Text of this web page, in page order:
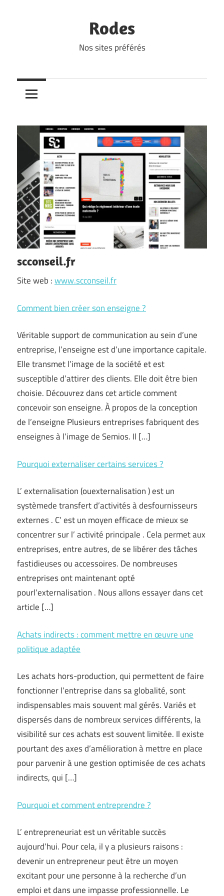
Rodes
Nos sites préférés
scconseil.fr
Site web :www.scconseil.fr
Comment bien créer son enseigne ?
Véritable support de communication au sein d’une
entreprise, l’enseigne est d’une importance capitale.
Elle transmet l’image de la société et est
susceptible d’attirer des clients. Elle doit être bien
choisie. Découvrez dans cet article comment
concevoir son enseigne. À propos de la conception
de l’enseigne Plusieurs entreprises fabriquent des
enseignes à l’image de Semios. Il […]
Pourquoi externaliser certains services ?
L’ externalisation (ouexternalisation ) est un
systèmede transfert d’activités à desfournisseurs
externes . C’ est un moyen efficace de mieux se
concentrer sur l’ activité principale . Cela permet aux
entreprises, entre autres, de se libérer des tâches
fastidieuses ou accessoires. De nombreuses
entreprises ont maintenant opté
pourl’externalisation . Nous allons essayer dans cet
article […]
Achats indirects : comment mettre en œuvre une
politique adaptée
Les achats hors-production, qui permettent de faire
fonctionner l’entreprise dans sa globalité, sont
indispensables mais souvent mal gérés. Variés et
dispersés dans de nombreux services différents, la
visibilité sur ces achats est souvent limitée. Il existe
pourtant des axes d’amélioration à mettre en place
pour parvenir à une gestion optimisée de ces achats
indirects, qui […]
Pourquoi et comment entreprendre ?
L’ entrepreneuriat est un véritable succès
aujourd’hui. Pour cela, il y a plusieurs raisons :
devenir un entrepreneur peut être un moyen
excitant pour une personne à la recherche d’un
emploi et dans une impasse professionnelle. Le